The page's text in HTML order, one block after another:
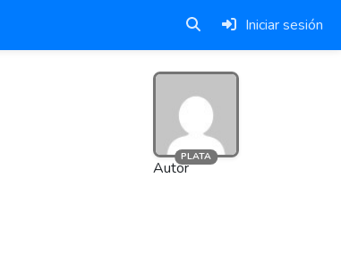
Iniciar sesión
PLATA
Autor